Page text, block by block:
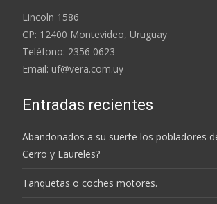
Lincoln 1586
CP: 12400 Montevideo, Uruguay
Teléfono: 2356 0623
Email: uf@vera.com.uy
Entradas recientes
Abandonados a su suerte los pobladores
Cerro y Laureles?
Tanquetas o coches motores.